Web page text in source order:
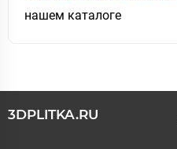
нашем каталоге
3DPLITKA.RU